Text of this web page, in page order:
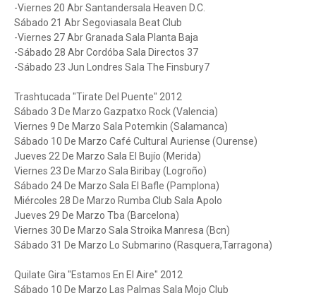
-Viernes 20 Abr Santandersala Heaven D.C.
Sábado 21 Abr Segoviasala Beat Club
-Viernes 27 Abr Granada Sala Planta Baja
-Sábado 28 Abr Cordóba Sala Directos 37
-Sábado 23 Jun Londres Sala The Finsbury7
Trashtucada "Tirate Del Puente" 2012
Sábado 3 De Marzo Gazpatxo Rock (Valencia)
Viernes 9 De Marzo Sala Potemkin (Salamanca)
Sábado 10 De Marzo Café Cultural Auriense (Ourense)
Jueves 22 De Marzo Sala El Bujío (Merida)
Viernes 23 De Marzo Sala Biribay (Logroño)
Sábado 24 De Marzo Sala El Bafle (Pamplona)
Miércoles 28 De Marzo Rumba Club Sala Apolo
Jueves 29 De Marzo Tba (Barcelona)
Viernes 30 De Marzo Sala Stroika Manresa (Bcn)
Sábado 31 De Marzo Lo Submarino (Rasquera,Tarragona)
Quilate Gira "Estamos En El Aire" 2012
Sábado 10 De Marzo Las Palmas Sala Mojo Club